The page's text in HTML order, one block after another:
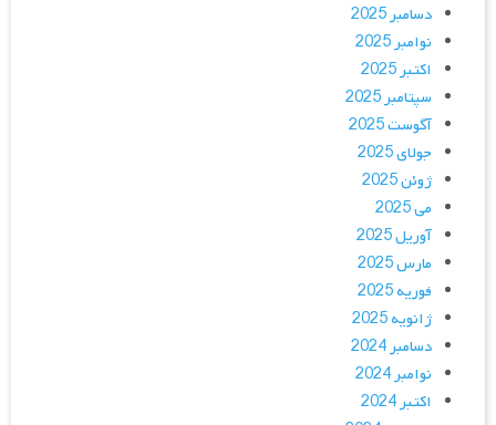
دسامبر 2025
نوامبر 2025
اکتبر 2025
سپتامبر 2025
آگوست 2025
جولای 2025
ژوئن 2025
می 2025
آوریل 2025
مارس 2025
فوریه 2025
ژانویه 2025
دسامبر 2024
نوامبر 2024
اکتبر 2024